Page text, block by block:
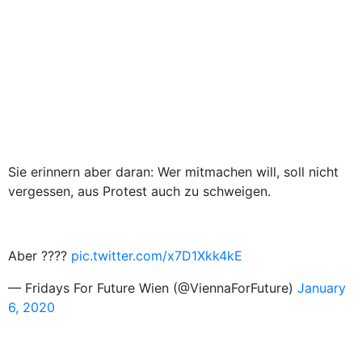
Sie erinnern aber daran: Wer mitmachen will, soll nicht
vergessen, aus Protest auch zu schweigen.
Aber ???? pic.twitter.com/x7D1Xkk4kE
— Fridays For Future Wien (@ViennaForFuture) January
6, 2020